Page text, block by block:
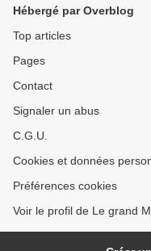
Hébergé par Overblog
Top articles
Pages
Contact
Signaler un abus
C.G.U.
Cookies et données
Préférences cookies
Voir le profil de Le grand